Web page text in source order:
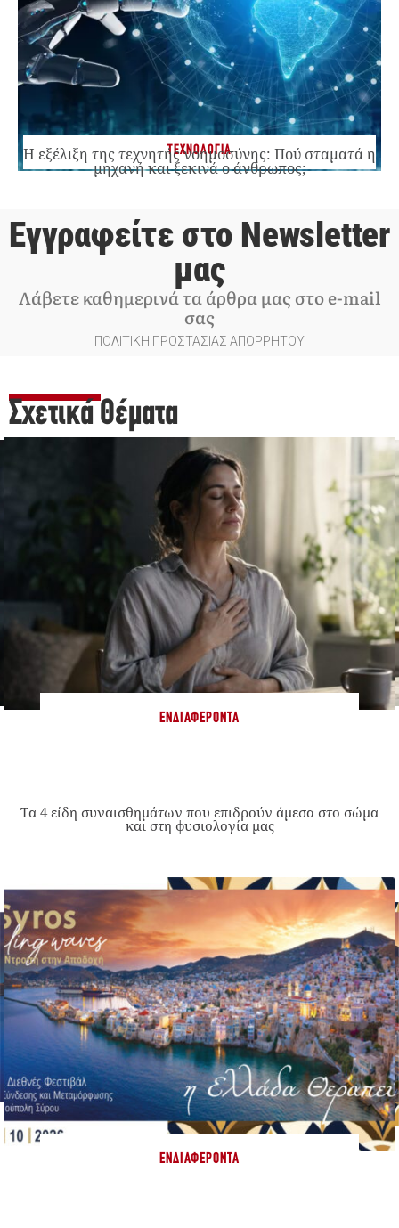
ΤΕΧΝΟΛΟΓΙΑ
Η εξέλιξη της τεχνητής νοημοσύνης: Πού σταματά η
μηχανή και ξεκινά ο άνθρωπος;
Εγγραφείτε στο Newsletter
μας
Λάβετε καθημερινά τα άρθρα μας στο e-mail
σας
ΠΟΛΙΤΙΚΗ ΠΡΟΣΤΑΣΙΑΣ ΑΠΟΡΡΗΤΟΥ
Σχετικά Θέματα
ΕΝΔΙΑΦΈΡΟΝΤΑ
Τα 4 είδη συναισθημάτων που επιδρούν άμεσα στο σώμα
και στη φυσιολογία μας
ΕΝΔΙΑΦΈΡΟΝΤΑ